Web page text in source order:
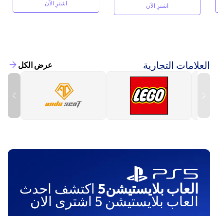
اشترِ الآن اشترِ الآن
العلامات التجارية عرض الكل
العاب بلايستيشن5 اكتشف احدث
العاب بلايستيشن 5 اشترى الان